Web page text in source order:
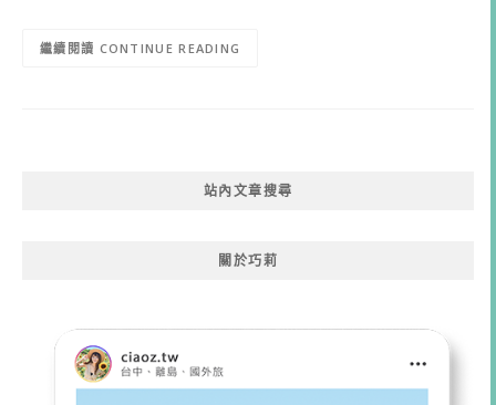
CONTINUE READING
站內文章搜尋
關於巧莉